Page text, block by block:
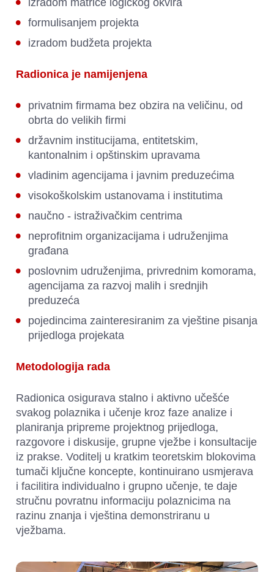
izradom matrice logičkog okvira
formulisanjem projekta
izradom budžeta projekta
Radionica je namijenjena
privatnim firmama bez obzira na veličinu, od
obrta do velikih firmi
﻿državnim institucijama, entitetskim,
kantonalnim i opštinskim upravama
vladinim agencijama i javnim preduzećima
visokoškolskim ustanovama i institutima
naučno - istraživačkim centrima
neprofitnim organizacijama i udruženjima
građana
poslovnim udruženjima, privrednim komorama,
agencijama za razvoj malih i srednjih
preduzeća
pojedincima zainteresiranim za vještine pisanja
prijedloga projekata
Metodologija rada
Radionica osigurava stalno i aktivno učešće
svakog polaznika i učenje kroz faze analize i
planiranja pripreme projektnog prijedloga,
razgovore i diskusije, grupne vježbe i konsultacije
iz prakse. Voditelj u kratkim teoretskim blokovima
tumači ključne koncepte, kontinuirano usmjerava
i facilitira individualno i grupno učenje, te daje
stručnu povratnu informaciju polaznicima na
razinu znanja i vještina demonstriranu u
vježbama.